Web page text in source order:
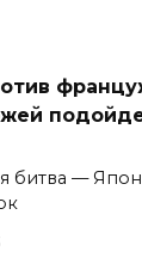
битва —